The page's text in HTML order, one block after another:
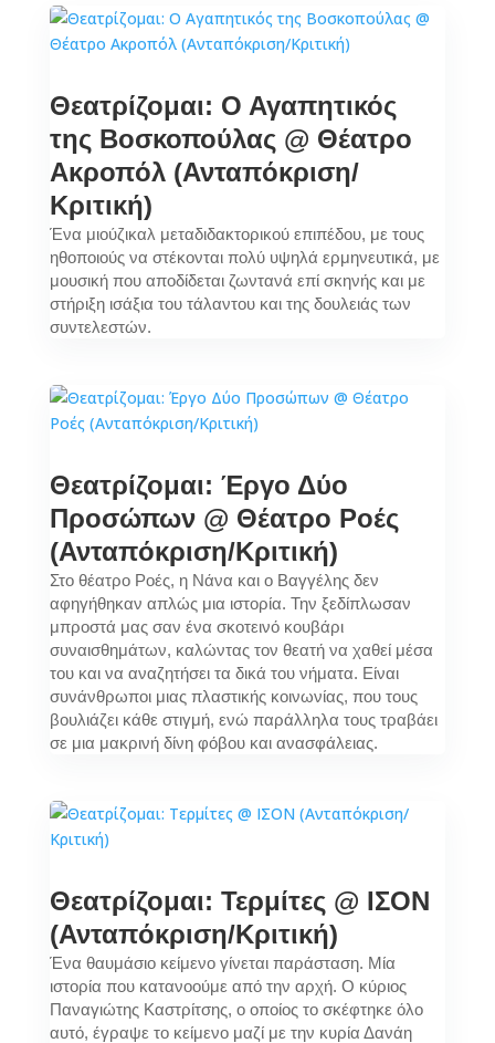
Θεατρίζομαι: Ο Αγαπητικός
της Βοσκοπούλας @ Θέατρο
Ακροπόλ (Ανταπόκριση/
Κριτική)
Ένα μιούζικαλ μεταδιδακτορικού επιπέδου, με τους
ηθοποιούς να στέκονται πολύ υψηλά ερμηνευτικά, με
μουσική που αποδίδεται ζωντανά επί σκηνής και με
στήριξη ισάξια του τάλαντου και της δουλειάς των
συντελεστών.
Θεατρίζομαι: Έργο Δύο
Προσώπων @ Θέατρο Ροές
(Ανταπόκριση/Κριτική)
Στο θέατρο Ροές, η Νάνα και ο Βαγγέλης δεν
αφηγήθηκαν απλώς μια ιστορία. Την ξεδίπλωσαν
μπροστά μας σαν ένα σκοτεινό κουβάρι
συναισθημάτων, καλώντας τον θεατή να χαθεί μέσα
του και να αναζητήσει τα δικά του νήματα. Είναι
συνάνθρωποι μιας πλαστικής κοινωνίας, που τους
βουλιάζει κάθε στιγμή, ενώ παράλληλα τους τραβάει
σε μια μακρινή δίνη φόβου και ανασφάλειας.
Θεατρίζομαι: Τερμίτες @ ΙΣΟΝ
(Ανταπόκριση/Κριτική)
Ένα θαυμάσιο κείμενο γίνεται παράσταση. Μία
ιστορία που κατανοούμε από την αρχή. Ο κύριος
Παναγιώτης Καστρίτσης, ο οποίος το σκέφτηκε όλο
αυτό, έγραψε το κείμενο μαζί με την κυρία Δανάη